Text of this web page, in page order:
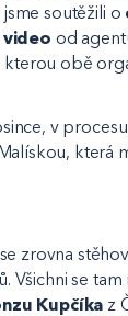
soutěžili o
video od
kterou obě
v
která
zrovna
Všichni se tam
Kupčíka z